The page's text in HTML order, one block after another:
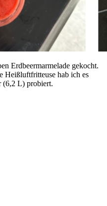
Erdbeermarmelade gekocht.
Heißluftfritteuse hab ich es
(6,2 L) probiert.